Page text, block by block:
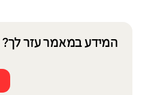
המידע במאמר עזר לך?